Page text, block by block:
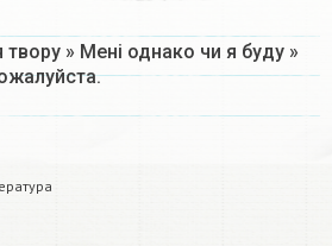
твору » Мені однако чи я буду »